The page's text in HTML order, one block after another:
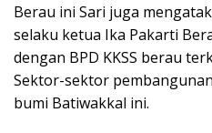
Berau ini Sari juga
selaku ketua Ika Pakarti
dengan BPD KKSS berau
Sektor-sektor
bumi Batiwakkal ini.